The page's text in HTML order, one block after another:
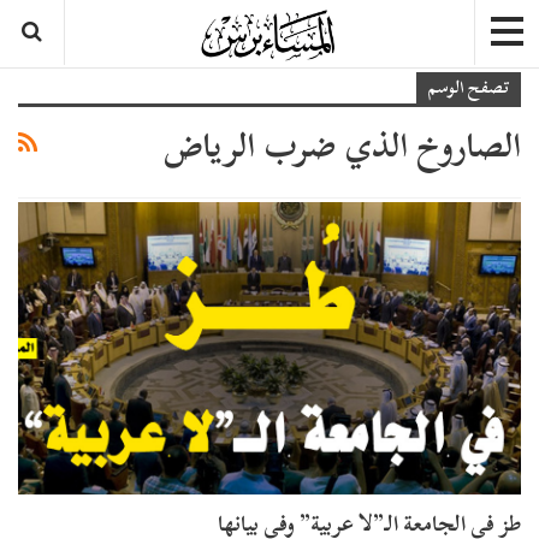
تصفح الوسم
الصاروخ الذي ضرب الرياض
طز في الجامعة الـ”لا عربية” وفي بيانها